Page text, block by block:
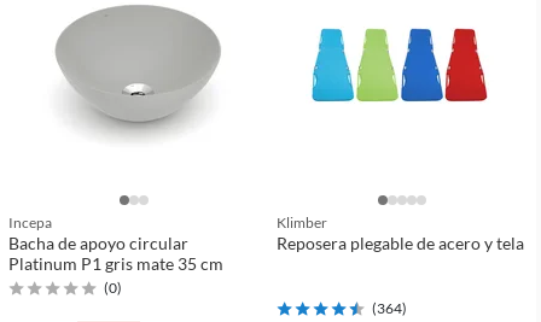
Incepa
Bacha de apoyo circular
Platinum P1 gris mate 35 cm
(0)
Klimber
Reposera plegable de acero y tela
(364)